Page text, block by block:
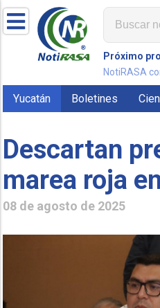
Próximo
NotiRASA
Yucatán Boletines
Descartan
marea roja
08 de agosto de 2025